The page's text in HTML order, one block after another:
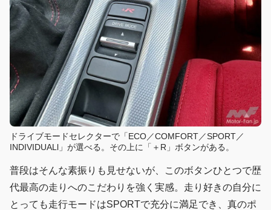
ドライブモードセレクターで「ECO／COMFORT／SPORT／
INDIVIDUALl」が選べる。その上に「＋R」ボタンがある。
普段はそんな素振りも見せないが、このボタンひとつで歴
代最高の走りへのこだわりを強く実感。走り好きの自分に
とっても走行モードはSPORTで充分に満足でき、真のポ